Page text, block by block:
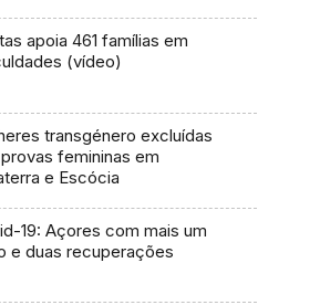
apoia 461 famílias em
(vídeo)
transgénero excluídas
femininas em
e Escócia
19: Açores com mais um
e duas recuperações